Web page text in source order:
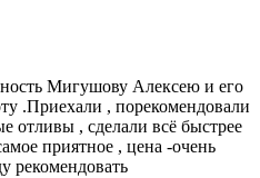
Мигушову Алексею и его
.Приехали , порекомендовали
отливы , сделали всё быстрее
приятное , цена -очень
рекомендовать